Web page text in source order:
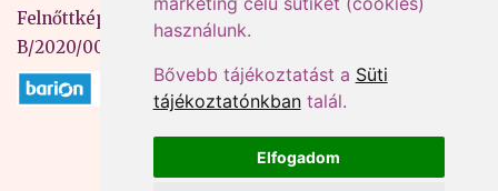
használunk.
Bővebb tájékoztatást a Süti
tájékoztatónkbantalál.
Elfogadom
Felnőttképzési nyilvántartási szám:
B/2020/000053